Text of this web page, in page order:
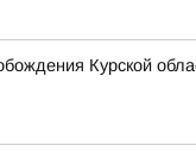
Курской